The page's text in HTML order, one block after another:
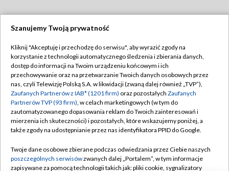
TVP
Abonament TVP
Emisja w TVP
Centrum informacji TVP
Naziemna Telewizja Cyfrowa
Rada Programowa
Regulamin TVP
Polityka prywatności
Moje zgody
Pomoc
Kontakt
Szanujemy Twoją prywatność
Kliknij "Akceptuję i przechodzę do serwisu", aby wyrazić zgody na
korzystanie z technologii automatycznego śledzenia i zbierania danych,
dostęp do informacji na Twoim urządzeniu końcowym i ich
przechowywanie oraz na przetwarzanie Twoich danych osobowych przez
nas, czyli Telewizję Polską S.A. w likwidacji (zwaną dalej również „TVP”),
Zaufanych Partnerów z IAB* (1201 firm) oraz pozostałych Zaufanych
Partnerów TVP (93 firm), w celach marketingowych (w tym do
zautomatyzowanego dopasowania reklam do Twoich zainteresowań i
mierzenia ich skuteczności) i pozostałych, które wskazujemy poniżej, a
także zgody na udostępnianie przez nas identyfikatora PPID do Google.
Twoje dane osobowe zbierane podczas odwiedzania przez Ciebie naszych
poszczególnych serwisówzwanych dalej „Portalem”, w tym informacje
zapisywane za pomocą technologii takich jak: pliki cookie, sygnalizatory